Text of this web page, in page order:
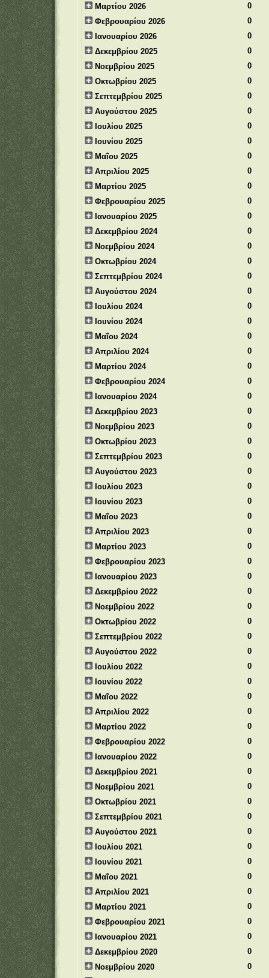
Μαρτίου 2026
0
Φεβρουαρίου 2026
0
Ιανουαρίου 2026
0
Δεκεμβρίου 2025
0
Νοεμβρίου 2025
0
Οκτωβρίου 2025
0
Σεπτεμβρίου 2025
0
Αυγούστου 2025
0
Ιουλίου 2025
0
Ιουνίου 2025
0
Μαΐου 2025
0
Απριλίου 2025
0
Μαρτίου 2025
0
Φεβρουαρίου 2025
0
Ιανουαρίου 2025
0
Δεκεμβρίου 2024
0
Νοεμβρίου 2024
0
Οκτωβρίου 2024
0
Σεπτεμβρίου 2024
0
Αυγούστου 2024
0
Ιουλίου 2024
0
Ιουνίου 2024
0
Μαΐου 2024
0
Απριλίου 2024
0
Μαρτίου 2024
0
Φεβρουαρίου 2024
0
Ιανουαρίου 2024
0
Δεκεμβρίου 2023
0
Νοεμβρίου 2023
0
Οκτωβρίου 2023
0
Σεπτεμβρίου 2023
0
Αυγούστου 2023
0
Ιουλίου 2023
0
Ιουνίου 2023
0
Μαΐου 2023
0
Απριλίου 2023
0
Μαρτίου 2023
0
Φεβρουαρίου 2023
0
Ιανουαρίου 2023
0
Δεκεμβρίου 2022
0
Νοεμβρίου 2022
0
Οκτωβρίου 2022
0
Σεπτεμβρίου 2022
0
Αυγούστου 2022
0
Ιουλίου 2022
0
Ιουνίου 2022
0
Μαΐου 2022
0
Απριλίου 2022
0
Μαρτίου 2022
0
Φεβρουαρίου 2022
0
Ιανουαρίου 2022
0
Δεκεμβρίου 2021
0
Νοεμβρίου 2021
0
Οκτωβρίου 2021
0
Σεπτεμβρίου 2021
0
Αυγούστου 2021
0
Ιουλίου 2021
0
Ιουνίου 2021
0
Μαΐου 2021
0
Απριλίου 2021
0
Μαρτίου 2021
0
Φεβρουαρίου 2021
0
Ιανουαρίου 2021
0
Δεκεμβρίου 2020
0
Νοεμβρίου 2020
0